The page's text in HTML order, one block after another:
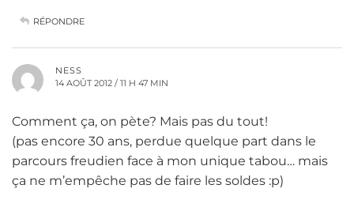
RÉPONDRE
NESS
14 AOÛT 2012 / 11 H 47 MIN
Comment ça, on pète? Mais pas du tout!
(pas encore 30 ans, perdue quelque part dans le
parcours freudien face à mon unique tabou… mais
ça ne m’empêche pas de faire les soldes :p)